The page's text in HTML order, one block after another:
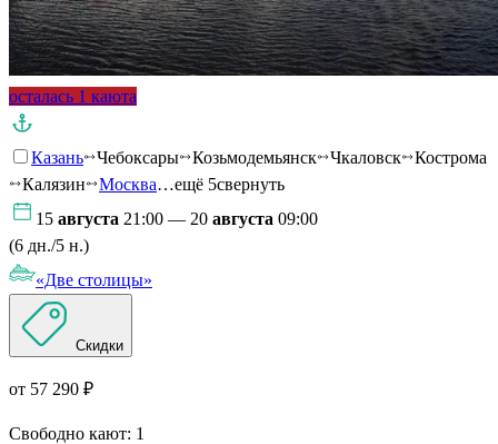
осталась 1 каюта
Казань Чебоксары Козьмодемьянск Чкаловск
Кострома
Калязин
Москва…ещё 5свернуть
15 августа 21:00 — 20 августа 09:00
(6 дн./5 н.)
«Две столицы»
Скидки
от 57 290 ₽
Свободно кают: 1